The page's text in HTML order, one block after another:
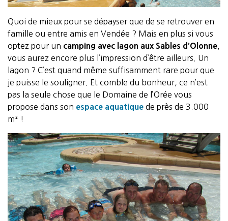
Quoi de mieux pour se dépayser que de se retrouver en
famille ou entre amis en Vendée ? Mais en plus si vous
optez pour un camping avec lagon aux Sables d’Olonne
vous aurez encore plus l’impression d’être ailleurs. Un
lagon ? C’est quand même suffisamment rare pour que
je puisse le souligner. Et comble du bonheur, ce n’est
pas la seule chose que le Domaine de l’Orée vous
propose dans son espace aquatique de près de 3.000
m² !